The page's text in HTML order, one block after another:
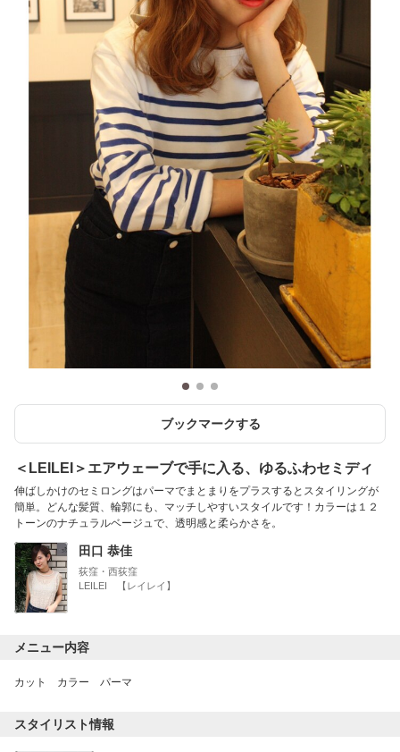
ブックマークする
＜LEILEI＞エアウェーブで手に入る、ゆるふわセミディ
伸ばしかけのセミロングはパーマでまとまりをプラスするとスタイリングが
簡単。どんな髪質、輪郭にも、マッチしやすいスタイルです！カラーは１２
トーンのナチュラルベージュで、透明感と柔らかさを。
田口 恭佳
荻窪・西荻窪
LEILEI 【レイレイ】
メニュー内容
カット カラー パーマ
スタイリスト情報